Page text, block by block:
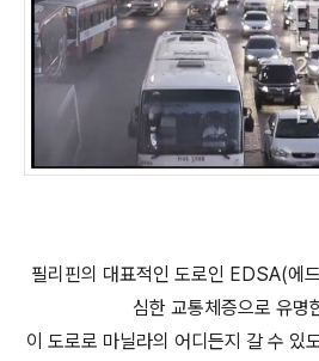
필리핀의 대표적인 도로인 EDSA(에
심한 교통체증으로 유명
이 도로로 마닐라의 어디든지 갈 수 있